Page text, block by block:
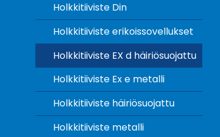
Holkkitiiviste Din
Holkkitiiviste erikoissovellukset
Holkkitiiviste EX d häiriösuojattu
Holkkitiiviste Ex e metalli
Holkkitiiviste häiriösuojattu
Holkkitiiviste metalli